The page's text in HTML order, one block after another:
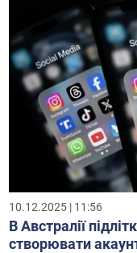
10.12.2025 | 11:56
В Австралії
створювати